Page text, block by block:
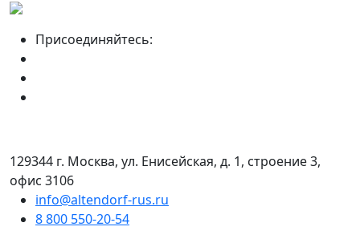
Присоединяйтесь:
129344 г. Москва, ул. Енисейская, д. 1, строение 3,
офис 3106
info@altendorf-rus.ru
8 800 550-20-54